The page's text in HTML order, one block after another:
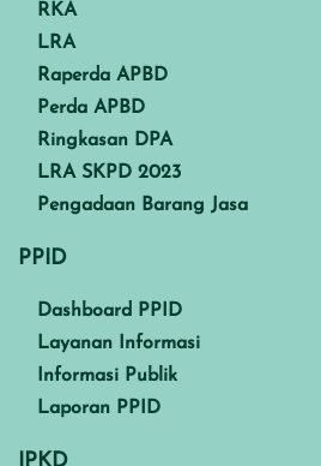
RKA
LRA
Raperda APBD
Perda APBD
Ringkasan DPA
LRA SKPD 2023
Pengadaan Barang Jasa
PPID
Dashboard PPID
Layanan Informasi
Informasi Publik
Laporan PPID